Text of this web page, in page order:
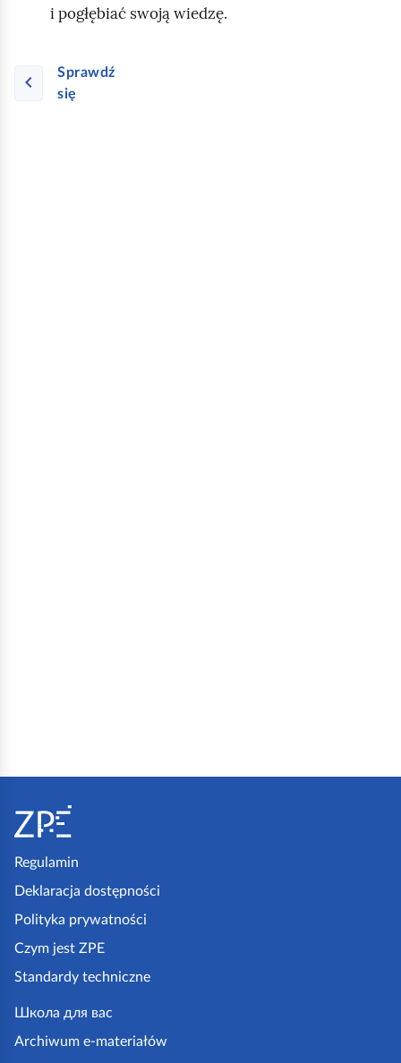
i pogłębiać swoją wiedzę.
Sprawdź
się
Regulamin
Deklaracja dostępności
Polityka prywatności
Czym jest ZPE
Standardy techniczne
Школа для вас
Archiwum e-materiałów